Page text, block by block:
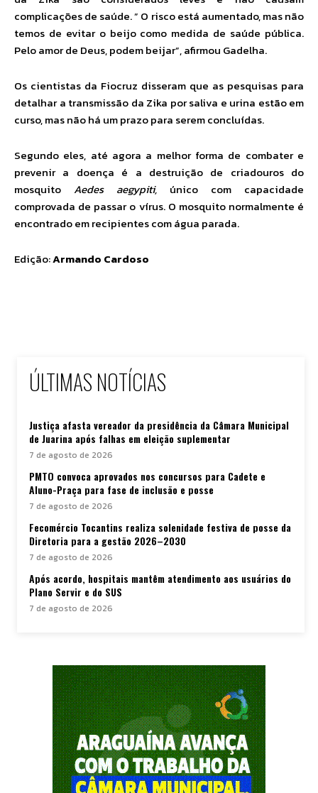
complicações de saúde. ” O risco está aumentado, mas não
temos de evitar o beijo como medida de saúde pública.
Pelo amor de Deus, podem beijar”, afirmou Gadelha.
Os cientistas da Fiocruz disseram que as pesquisas para
detalhar a transmissão da Zika por saliva e urina estão em
curso, mas não há um prazo para serem concluídas.
Segundo eles, até agora a melhor forma de combater e
prevenir a doença é a destruição de criadouros do
mosquito Aedes aegypiti, único com capacidade
comprovada de passar o vírus. O mosquito normalmente é
encontrado em recipientes com água parada.
Edição:Armando Cardoso
ÚLTIMAS NOTÍCIAS
Justiça afasta vereador da presidência da Câmara Municipal
de Juarina após falhas em eleição suplementar
7 de agosto de 2026
PMTO convoca aprovados nos concursos para Cadete e
Aluno-Praça para fase de inclusão e posse
7 de agosto de 2026
Fecomércio Tocantins realiza solenidade festiva de posse da
Diretoria para a gestão 2026–2030
7 de agosto de 2026
Após acordo, hospitais mantêm atendimento aos usuários do
Plano Servir e do SUS
7 de agosto de 2026